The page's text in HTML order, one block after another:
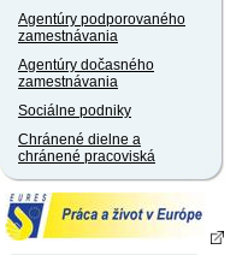
Agentúry podporovaného
zamestnávania
Agentúry dočasného
zamestnávania
Sociálne podniky
Chránené dielne a
chránené pracoviská